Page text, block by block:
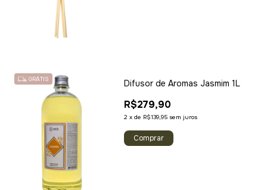
GRÁTIS Difusor de Aromas Jasmim 1L
R$279,90
2 x de R$139,95 sem juros